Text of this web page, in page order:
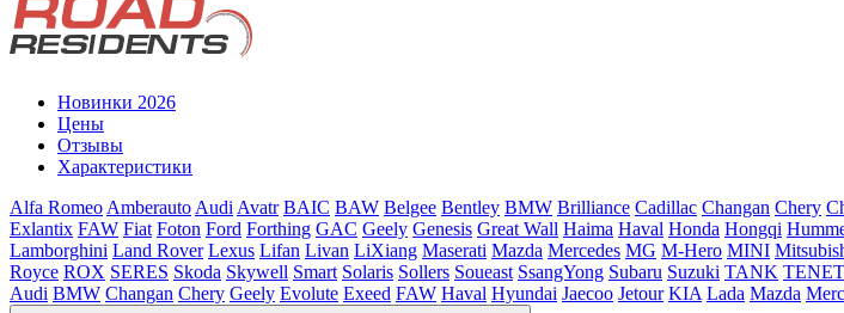
Новинки 2026
Цены
Отзывы
Характеристики
Alfa Romeo Amberauto Audi Avatr BAIC BAW Belgee Bentley BMW Brilliance Cadillac Changan Chery
Exlantix FAW Fiat Foton Ford Forthing GAC Geely Genesis Great Wall Haima Haval Honda Hongqi
Lamborghini Land Rover Lexus Lifan Livan LiXiang Maserati Mazda Mercedes MG M-Hero MINI
Royce ROX SERES Skoda Skywell Smart Solaris Sollers Soueast SsangYong Subaru Suzuki TANK TENET
Audi BMW Changan Chery Geely Evolute Exeed FAW Haval Hyundai Jaecoo Jetour KIA Lada Mazda